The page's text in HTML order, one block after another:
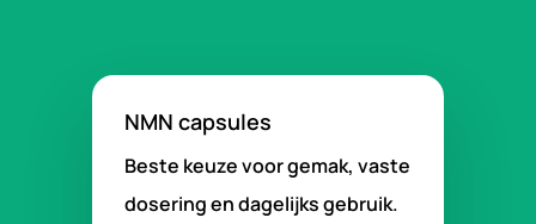
NMN capsules
Beste keuze voor gemak, vaste
dosering en dagelijks gebruik.